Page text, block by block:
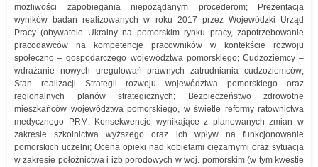
możliwości zapobiegania niepożądanym procederom; Prezentacja
wyników badań realizowanych w roku 2017 przez Wojewódzki Urząd
Pracy (obywatele Ukrainy na pomorskim rynku pracy, zapotrzebowanie
pracodawców na kompetencje pracowników w kontekście rozwoju
społeczno – gospodarczego województwa pomorskiego; Cudzoziemcy –
wdrażanie nowych uregulowań prawnych zatrudniania cudzoziemców;
Stan realizacji Strategii rozwoju województwa pomorskiego oraz
regionalnych planów strategicznych; Bezpieczeństwo zdrowotne
mieszkańców województwa pomorskiego, w świetle reformy ratownictwa
medycznego PRM; Konsekwencje wynikające z planowanych zmian w
zakresie szkolnictwa wyższego oraz ich wpływ na funkcjonowanie
pomorskich uczelni; Ocena opieki nad kobietami ciężarnymi oraz sytuacja
w zakresie położnictwa i izb porodowych w woj. pomorskim (w tym kwestie